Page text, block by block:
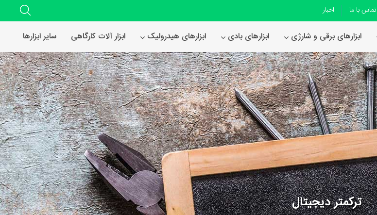
ابزارهای برقی و شارژی ابزارهای بادی ابزارهای هیدرولیک ابزار آلات کارگاهی سایر ابزارها
تماس با ما اخبار
ترکمتر دیجیتال
ترکمترهای
دیجیتال
بی
ام
اس
در